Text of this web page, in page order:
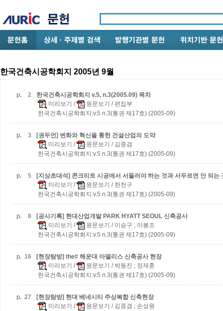
한국건축시공학회지 2005년 9월
p. 2
한국건축시공학회지 v.5, n.3(2005.09) 목차
미리보기 / 원문보기 / 편집부
한국건축시공학회지:v.5 n.3(통권 제17호) (2005-09)
p. 3
[권두언] 변화와 혁신을 통한 건설산업의 도약
미리보기 / 원문보기 / 김중겸
한국건축시공학회지:v.5 n.3(통권 제17호) (2005-09)
p. 5
[지상초대석] 콘크리트 시공에서 서둘러야 하는 것과 서두르면 안 되는
미리보기 / 원문보기 / 한천구
한국건축시공학회지:v.5 n.3(통권 제17호) (2005-09)
p. 8
[공사기록] 현대산업개발 PARK HYATT SEOUL 신축공사
미리보기 / 원문보기 / 이승구 ; 이봉조
한국건축시공학회지:v.5 n.3(통권 제17호) (2005-09)
p. 16
[현장탐방] the# 해운대 아델리스 신축공사 현장
미리보기 / 원문보기 / 박동진 ; 정재훈
한국건축시공학회지:v.5 n.3(통권 제17호) (2005-09)
p. 27
[현장탐방] 현대 베네시티 주상복합 신축현장
미리보기 / 원문보기 / 김중겸 ; 손성원